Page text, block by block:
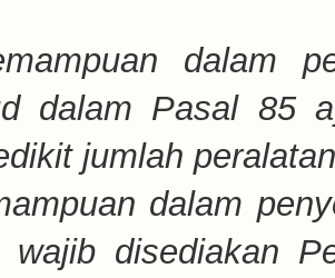
dalam
dalam Pasal 85
jumlah
dalam
wajib disediakan